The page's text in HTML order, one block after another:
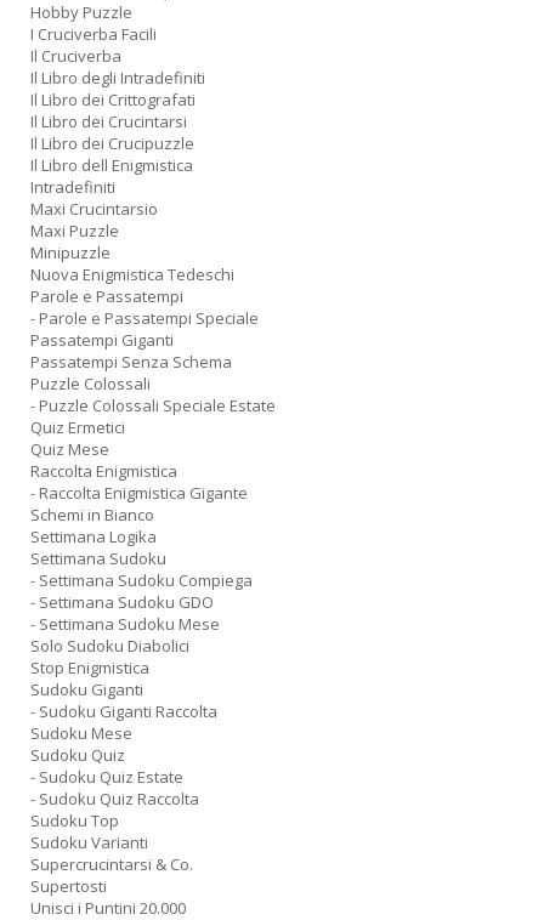
Hobby Puzzle
I Cruciverba Facili
Il Cruciverba
Il Libro degli Intradefiniti
Il Libro dei Crittografati
Il Libro dei Crucintarsi
Il Libro dei Crucipuzzle
Il Libro dell Enigmistica
Intradefiniti
Maxi Crucintarsio
Maxi Puzzle
Minipuzzle
Nuova Enigmistica Tedeschi
Parole e Passatempi
- Parole e Passatempi Speciale
Passatempi Giganti
Passatempi Senza Schema
Puzzle Colossali
- Puzzle Colossali Speciale Estate
Quiz Ermetici
Quiz Mese
Raccolta Enigmistica
- Raccolta Enigmistica Gigante
Schemi in Bianco
Settimana Logika
Settimana Sudoku
- Settimana Sudoku Compiega
- Settimana Sudoku GDO
- Settimana Sudoku Mese
Solo Sudoku Diabolici
Stop Enigmistica
Sudoku Giganti
- Sudoku Giganti Raccolta
Sudoku Mese
Sudoku Quiz
- Sudoku Quiz Estate
- Sudoku Quiz Raccolta
Sudoku Top
Sudoku Varianti
Supercrucintarsi & Co.
Supertosti
Unisci i Puntini 20.000